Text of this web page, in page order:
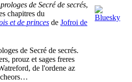
de Secré de secrés,
chapitres du
et de princes de Jofroi de
de Secré de secrés.
prouz et sages freres
de l'ordene az